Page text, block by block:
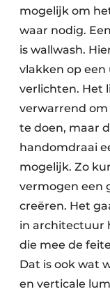
mogelijk om
waar nodig.
is wallwash.
vlakken op
verlichten. Het
verwarrend
te doen, maar
handomdraai
mogelijk. Zo
vermogen een
creëren. Het
in architectuur
die mee de
Dat is ook wat
en verticale